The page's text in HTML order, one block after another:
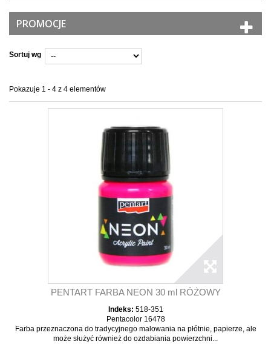
PROMOCJE
Sortuj wg
Pokazuje 1 - 4 z 4 elementów
PENTART FARBA NEON 30 ml RÓŻOWY
Indeks: 518-351
Pentacolor 16478
Farba przeznaczona do tradycyjnego malowania na płótnie, papierze, ale
może służyć również do ozdabiania powierzchni...